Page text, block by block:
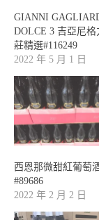
GIANNI
DOLCE 3 吉亞尼格
莊精選#116249
2022 年 5 月 1 日
西恩那微甜紅葡萄
#89686
2022 年 2 月 2 日